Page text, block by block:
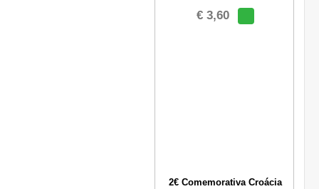
€ 3,60
2€ Comemorativa Croácia